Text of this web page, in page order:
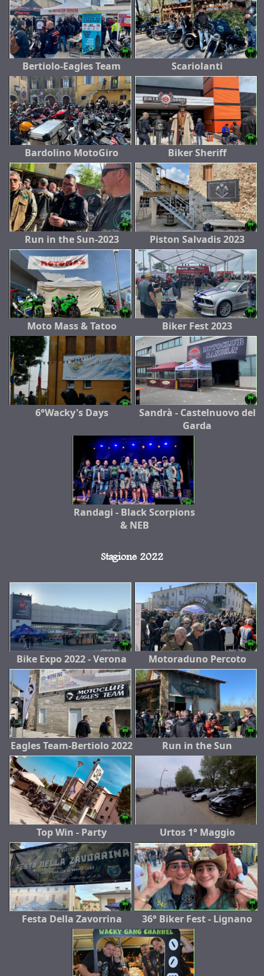
Bertiolo-Eagles Team Scariolanti
Bardolino MotoGiro Biker Sheriff
Run in the Sun-2023 Piston Salvadis 2023
Moto Mass & Tatoo Biker Fest 2023
6°Wacky's Days
Sandrà - Castelnuovo del
Garda
Randagi - Black Scorpions
& NEB
Stagione 2022
Bike Expo 2022 - Verona Motoraduno Percoto
Eagles Team-Bertiolo 2022 Run in the Sun
Top Win - Party Urtos 1° Maggio
Festa Della Zavorrina 36° Biker Fest - Lignano